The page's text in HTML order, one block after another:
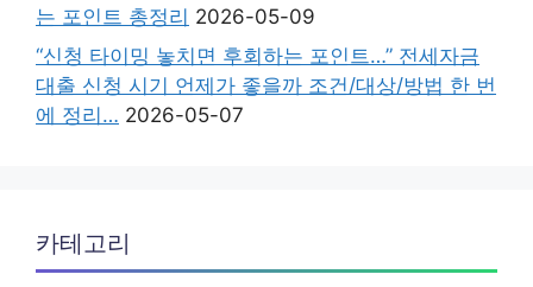
는 포인트 총정리 2026-05-09
“신청 타이밍 놓치면 후회하는 포인트…” 전세자금
대출 신청 시기 언제가 좋을까 조건/대상/방법 한 번
에 정리… 2026-05-07
카테고리